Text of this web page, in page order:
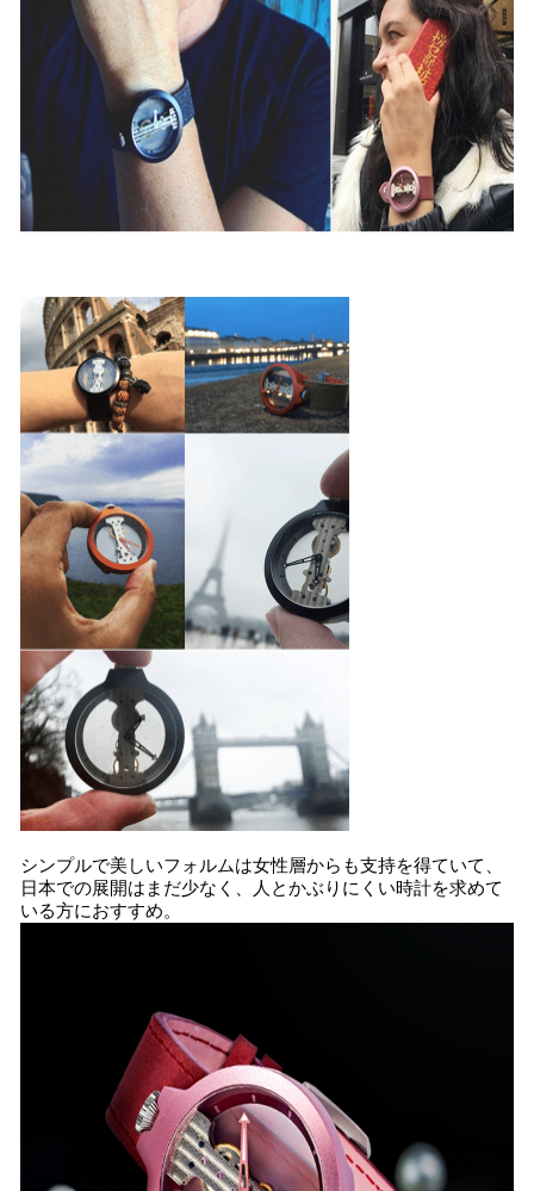
シンプルで美しいフォルムは女性層からも支持を得ていて、
日本での展開はまだ少なく、人とかぶりにくい時計を求めて
いる方におすすめ。